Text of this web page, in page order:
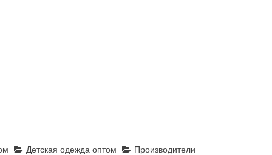
Детская одежда оптом Производители